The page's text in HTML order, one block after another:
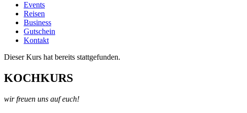
Events
Reisen
Business
Gutschein
Kontakt
Dieser Kurs hat bereits stattgefunden.
KOCHKURS
wir freuen uns auf euch!